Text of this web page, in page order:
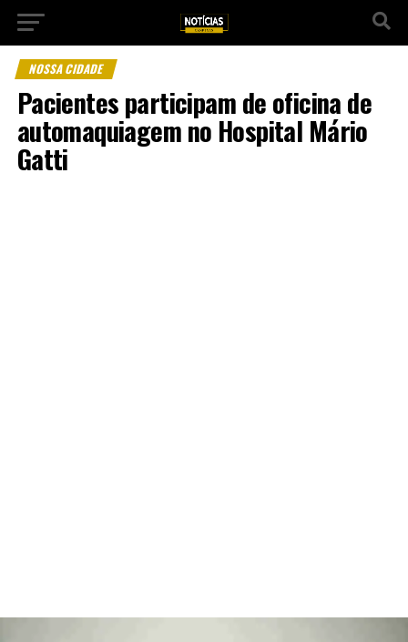
NOSSA CIDADE
Pacientes participam de oficina de
automaquiagem no Hospital Mário
Gatti